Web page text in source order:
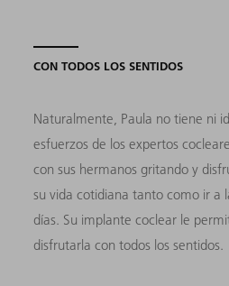
CON TODOS LOS SENTIDOS
Naturalmente, Paula no tiene ni
esfuerzos de los expertos
con sus hermanos gritando y
su vida cotidiana tanto como ir a
días. Su implante coclear le
disfrutarla con todos los sentidos.